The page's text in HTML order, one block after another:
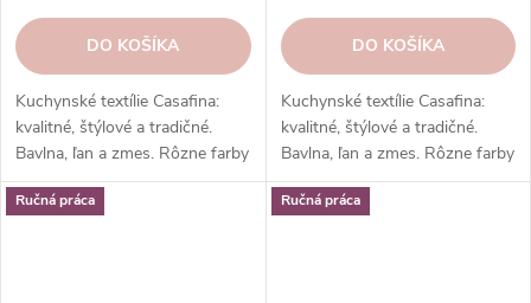
DO KOŠÍKA
Kuchynské textílie Casafina:
kvalitné, štýlové a tradičné.
Bavlna, ľan a zmes. Rôzne farby
a vzory. Hodí sa k riadu a
doplnkom. Skvelý darček.
DO KOŠÍKA
Kuchynské textílie Casafina:
kvalitné, štýlové a tradičné.
Bavlna, ľan a zmes. Rôzne farby
a vzory. Hodí sa k riadu a
doplnkom. Skvelý darček.
Ručná práca Ručná práca